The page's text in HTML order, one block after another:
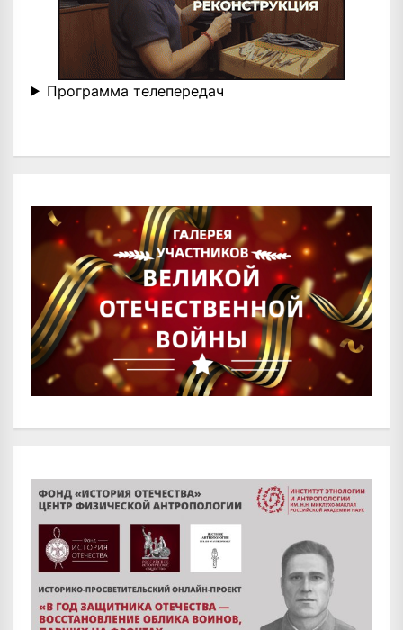
Программа телепередач